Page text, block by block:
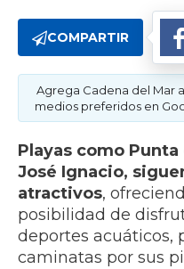
COMPARTIR
Agrega Cadena del Mar
medios preferidos en
Playas como
José Ignacio,
atractivos,
posibilidad de
deportes acuáticos,
caminatas por sus